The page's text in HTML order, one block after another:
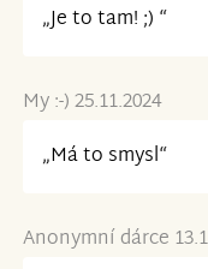
„Je to tam! ;) “
My :-) 25.11.2024
„Má to smysl“
Anonymní dárce